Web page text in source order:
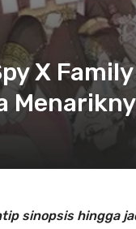
X
sinopsis hingga